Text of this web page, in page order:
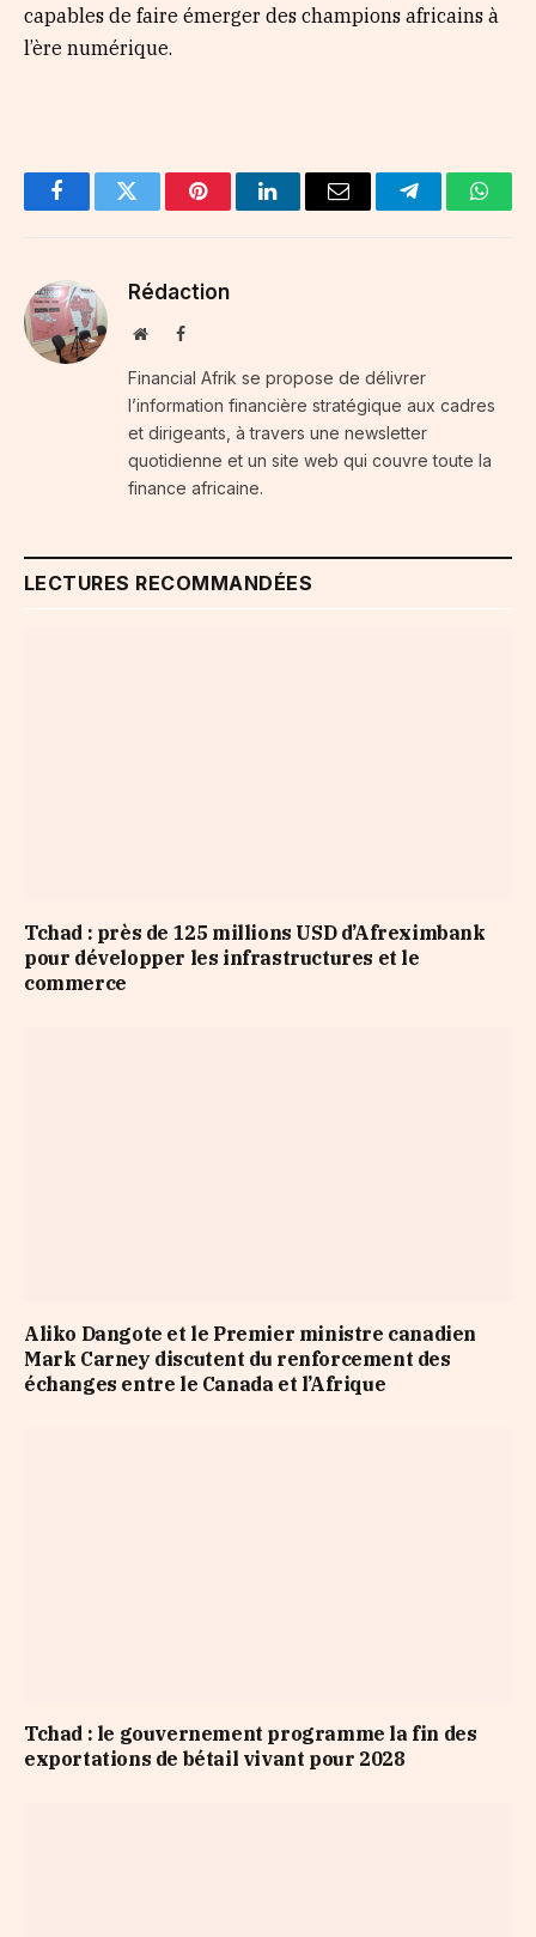
capables de faire émerger des champions africains à
l’ère numérique.
FacebookTwitter PinterestLinkedInEmail Telegram
Rédaction
WebsiteFacebook
Financial Afrik se propose de délivrer
l’information financière stratégique aux cadres
et dirigeants, à travers une newsletter
quotidienne et un site web qui couvre toute la
finance africaine.
LECTURES RECOMMANDÉES
Tchad : près de 125 millions USD d’Afreximbank
pour développer les infrastructures et le
commerce
Aliko Dangote et le Premier ministre canadien
Mark Carney discutent du renforcement des
échanges entre le Canada et l’Afrique
Tchad : le gouvernement programme la fin des
exportations de bétail vivant pour 2028